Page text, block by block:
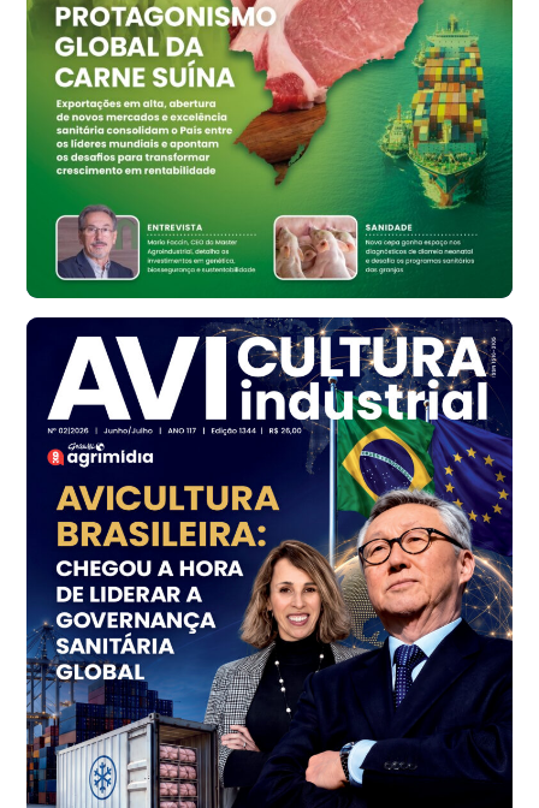
Vermelho
R$ 159,31
cx
Ovo Branco - Regional
Bastos (SP)
R$ 134,42
Ovo Vermelho - Regional
Bastos (SP)
R$ 148,56
cx
Frango - Indicador
SP
R$ 7,16
kg
Frango - Indicador
SP
R$ 7,18
kg
Trigo Atacado - Regional
PR
R$ 1.414,46
t
Trigo Atacado - Regional
RS
R$ 1.314,61